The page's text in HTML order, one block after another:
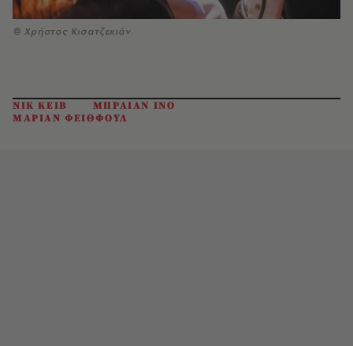
© Χρήστος Κισατζεκιάν
ΝΙΚ ΚΕΙΒ
ΜΠΡΑΙΑΝ ΙΝΟ
ΜΑΡΙΑΝ ΦΕΙΘΦΟΥΛ